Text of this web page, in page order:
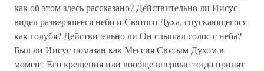
как об этом здесь рассказано? Действительно ли Иисус
видел разверзшееся небо и Святого Духа, спускающегося
как голубя? Действительно ли Он слышал голос с неба?
Был ли Иисус помазан как Мессия Святым Духом в
момент Его крещения или вообще впервые тогда принят